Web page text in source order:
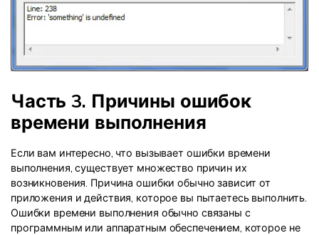
Часть 3. Причины ошибок
времени выполнения
Если вам интересно, что вызывает ошибки времени
выполнения, существует множество причин их
возникновения. Причина ошибки обычно зависит от
приложения и действия, которое вы пытаетесь выполнить.
Ошибки времени выполнения обычно связаны с
программным или аппаратным обеспечением, которое не